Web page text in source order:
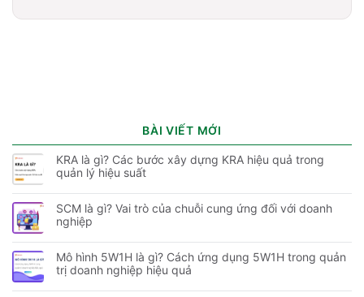
BÀI VIẾT MỚI
KRA là gì? Các bước xây dựng KRA hiệu quả trong
quản lý hiệu suất
SCM là gì? Vai trò của chuỗi cung ứng đối với doanh
nghiệp
Mô hình 5W1H là gì? Cách ứng dụng 5W1H trong quản
trị doanh nghiệp hiệu quả